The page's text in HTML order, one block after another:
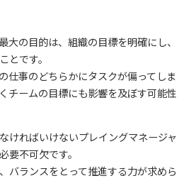
大の目的は、組織の目標を明確にし、
とです。
仕事のどちらかにタスクが偏ってしま
チームの目標にも影響を及ぼす可能性
ければいけないプレイングマネージャ
要不可欠です。
バランスをとって推進する力が求めら